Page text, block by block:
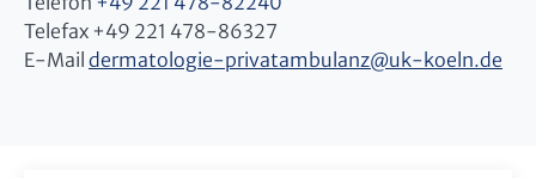
Telefax +49 221 478-86327
E-Mail dermatologie-privatambulanz@uk-koeln.de